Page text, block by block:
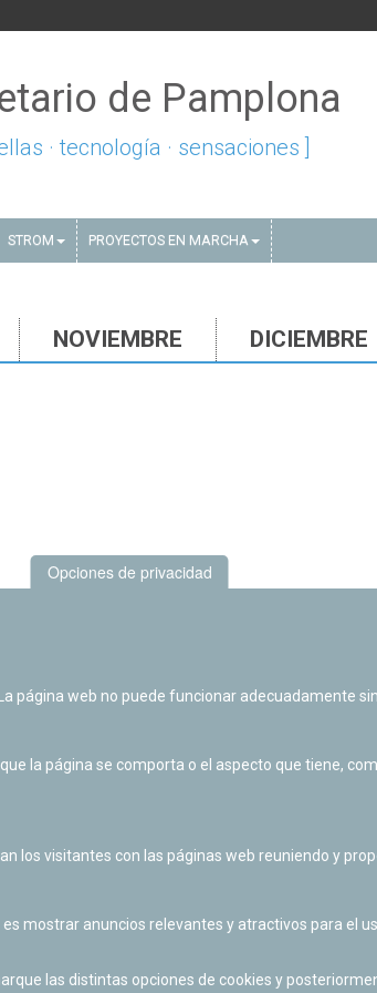
de Pamplona
· tecnología · sensaciones ]
STROM PROYECTOS EN MARCHA
NOVIEMBRE DICIEMBRE
Opciones de privacidad
página web no puede funcionar adecuadamente
la página se comporta o el aspecto que tiene,
los visitantes con las páginas web reuniendo y
mostrar anuncios relevantes y atractivos para el
las distintas opciones de cookies y